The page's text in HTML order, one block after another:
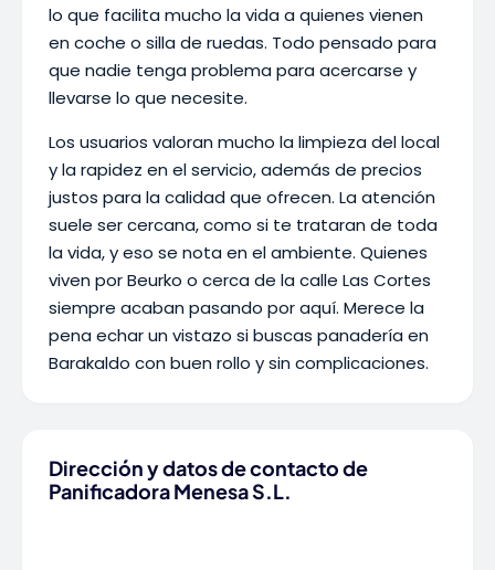
lo que facilita mucho la vida a quienes vienen
en coche o silla de ruedas. Todo pensado para
que nadie tenga problema para acercarse y
llevarse lo que necesite.
Los usuarios valoran mucho la limpieza del local
y la rapidez en el servicio, además de precios
justos para la calidad que ofrecen. La atención
suele ser cercana, como si te trataran de toda
la vida, y eso se nota en el ambiente. Quienes
viven por Beurko o cerca de la calle Las Cortes
siempre acaban pasando por aquí. Merece la
pena echar un vistazo si buscas panadería en
Barakaldo con buen rollo y sin complicaciones.
Dirección y datos de contacto de
Panificadora Menesa S.L.